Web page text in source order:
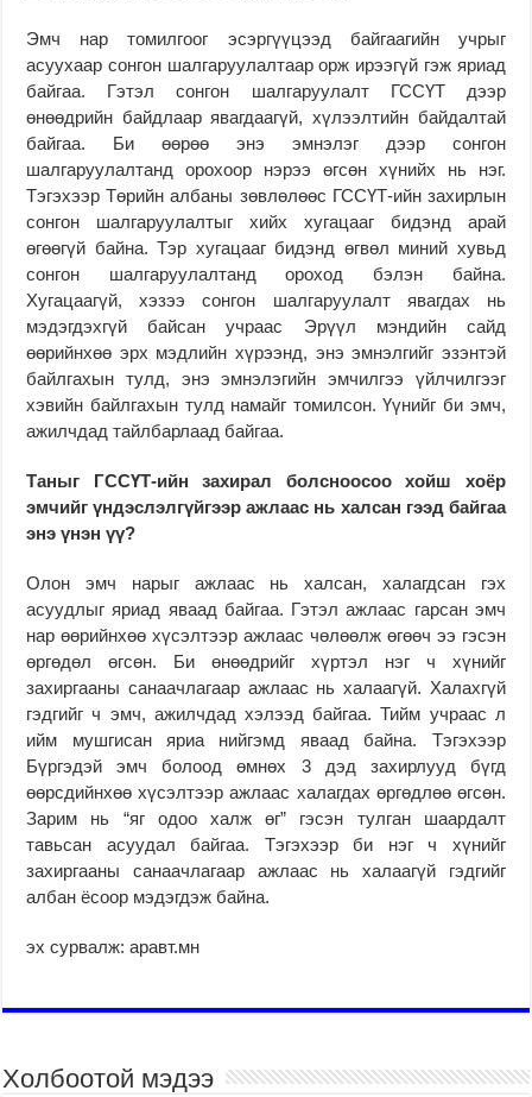
Эмч нар томилгоог эсэргүүцээд байгаагийн учрыг
асуухаар сонгон шалгаруулалтаар орж ирээгүй гэж яриад
байгаа. Гэтэл сонгон шалгаруулалт ГССҮТ дээр
өнөөдрийн байдлаар явагдаагүй, хүлээлтийн байдалтай
байгаа. Би өөрөө энэ эмнэлэг дээр сонгон
шалгаруулалтанд орохоор нэрээ өгсөн хүнийх нь нэг.
Тэгэхээр Төрийн албаны зөвлөлөөс ГССҮТ-ийн захирлын
сонгон шалгаруулалтыг хийх хугацааг бидэнд арай
өгөөгүй байна. Тэр хугацааг бидэнд өгвөл миний хувьд
сонгон шалгаруулалтанд ороход бэлэн байна.
Хугацаагүй, хэзээ сонгон шалгаруулалт явагдах нь
мэдэгдэхгүй байсан учраас Эрүүл мэндийн сайд
өөрийнхөө эрх мэдлийн хүрээнд, энэ эмнэлгийг эзэнтэй
байлгахын тулд, энэ эмнэлэгийн эмчилгээ үйлчилгээг
хэвийн байлгахын тулд намайг томилсон. Үүнийг би эмч,
ажилчдад тайлбарлаад байгаа.
Таныг ГССҮТ-ийн захирал болсноосоо хойш хоёр
эмчийг үндэслэлгүйгээр ажлаас нь халсан гээд байгаа
энэ үнэн үү?
Олон эмч нарыг ажлаас нь халсан, халагдсан гэх
асуудлыг яриад яваад байгаа. Гэтэл ажлаас гарсан эмч
нар өөрийнхөө хүсэлтээр ажлаас чөлөөлж өгөөч ээ гэсэн
өргөдөл өгсөн. Би өнөөдрийг хүртэл нэг ч хүнийг
захиргааны санаачлагаар ажлаас нь халаагүй. Халахгүй
гэдгийг ч эмч, ажилчдад хэлээд байгаа. Тийм учраас л
ийм мушгисан яриа нийгэмд яваад байна. Тэгэхээр
Бүргэдэй эмч болоод өмнөх 3 дэд захирлууд бүгд
өөрсдийнхөө хүсэлтээр ажлаас халагдах өргөдлөө өгсөн.
Зарим нь “яг одоо халж өг” гэсэн тулган шаардалт
тавьсан асуудал байгаа. Тэгэхээр би нэг ч хүнийг
захиргааны санаачлагаар ажлаас нь халаагүй гэдгийг
албан ёсоор мэдэгдэж байна.
эх сурвалж: аравт.мн
Холбоотой мэдээ